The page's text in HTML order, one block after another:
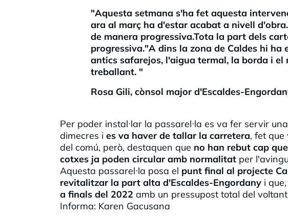
"Aquesta setmana s'ha fet aquesta
ara al març ha d'estar acabat a nivell
de manera progressiva.Tota la part dels
progressiva."A dins la zona de Caldes hi ha
antics safarejos, l'aigua termal, la borda i el
treballant. "
Rosa Gili, cònsol major d'Escaldes-
Per poder instal·lar la passarel·la es va fer servir
dimecres i es va haver de tallar la carretera, fet
del comú, però, destaquen que no han rebut cap
cotxes ja poden circular amb normalitat per
Aquesta passarel·la posa el punt final al projecte
revitalitzar la part alta d'Escaldes-Engordany i
a finals del 2022 amb un pressupost total del
Informa: Karen Gacusana